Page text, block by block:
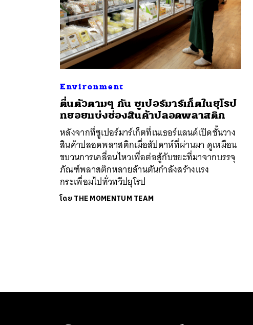
Environment
ตื่นตัวตามๆ กัน ซูเปอร์มาร์เก็ตในยุโรป
ทยอยแบ่งช่องสินค้าปลอดพลาสติก
หลังจากที่ซูเปอร์มาร์เก็ตที่เนเธอร์แลนด์เปิดชั้นวาง
สินค้าปลอดพลาสติกเมื่อสัปดาห์ที่ผ่านมา ดูเหมือน
ขบวนการเคลื่อนไหวเพื่อต่อสู้กับขยะที่มาจากบรรจุ
ภัณฑ์พลาสติกหลายล้านตันกำลังสร้างแรง
กระเพื่อมไปทั่วทวีปยุโรป
โดย THE MOMENTUM TEAM